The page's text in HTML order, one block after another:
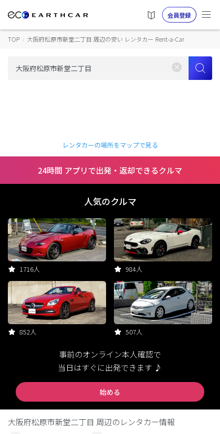
会員登録
TOP › 大阪府松原市新堂二丁目 周辺の安い レンタカー Rent-a-Car
レンタカーの場所をマップで見る
24時間 アプリで出発・返却できるクルマ
人気のクルマ
1716人 984人
852人 507人
事前のオンライン本人確認で
当日はすぐに出発できます ♪
始める
大阪府松原市新堂二丁目 周辺のレンタカー情報